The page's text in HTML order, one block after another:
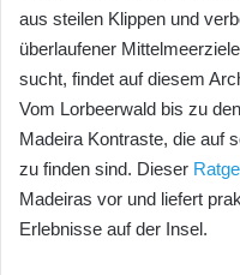
aus steilen Klippen und
überlaufener
sucht, findet auf diesem
Vom Lorbeerwald bis zu
Madeira Kontraste, die auf
zu finden sind. Dieser
Madeiras vor und liefert
Erlebnisse auf der Insel.